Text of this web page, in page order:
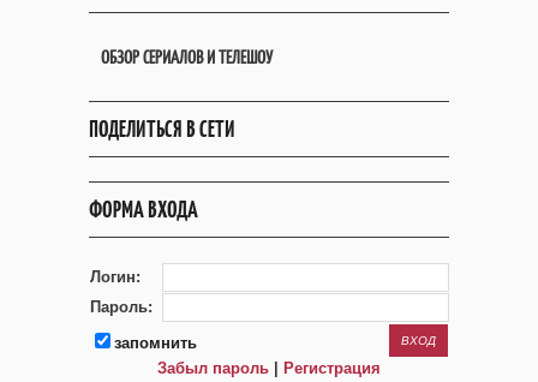
ОБЗОР СЕРИАЛОВ И ТЕЛЕШОУ
ПОДЕЛИТЬСЯ В СЕТИ
ФОРМА ВХОДА
Логин:
Пароль:
запомнить
Забыл пароль
Регистрация